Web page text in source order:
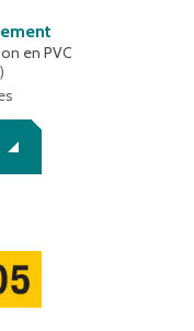
en PVC
)